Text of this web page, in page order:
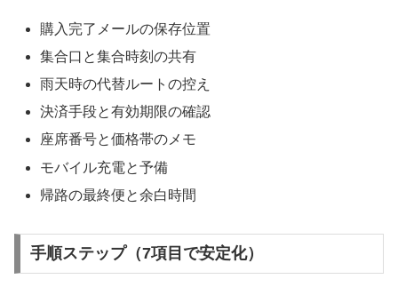
購入完了メールの保存位置
集合口と集合時刻の共有
雨天時の代替ルートの控え
決済手段と有効期限の確認
座席番号と価格帯のメモ
モバイル充電と予備
帰路の最終便と余白時間
手順ステップ（7項目で安定化）